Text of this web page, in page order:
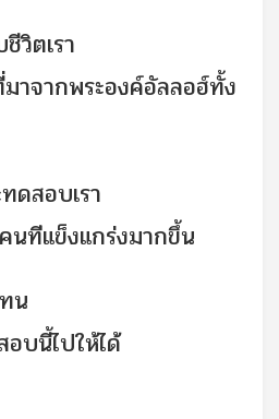
วิตเรา
าจากพระองค์อัลลอฮ์ทั้ง
ดสอบเรา
นที่แข็งแกร่งมากขึ้น
น
บนี้ไปให้ได้